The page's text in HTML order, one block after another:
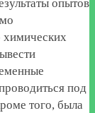
опытов
химических
под
того, была